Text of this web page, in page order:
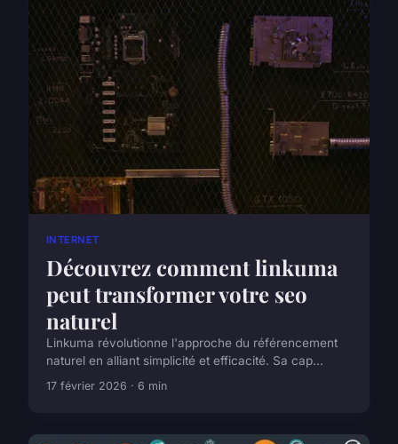
INTERNET
Découvrez comment linkuma
peut transformer votre seo
naturel
Linkuma révolutionne l'approche du référencement
naturel en alliant simplicité et efficacité. Sa cap...
17 février 2026 · 6 min